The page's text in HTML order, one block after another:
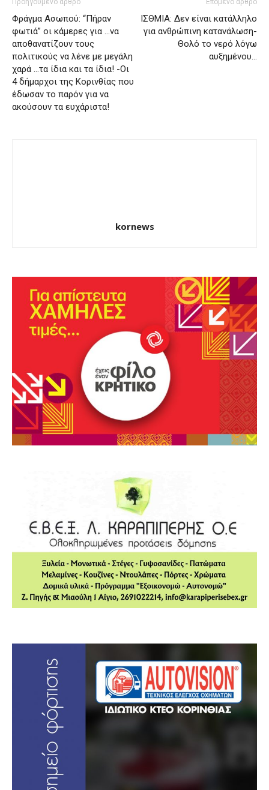
Προηγούμενο άρθρο
Φράγμα Ασωπού: “Πήραν
φωτιά” οι κάμερες για …να
αποθανατίζουν τους
πολιτικούς να λένε με μεγάλη
χαρά …τα ίδια και τα ίδια! -Οι
4 δήμαρχοι της Κορινθίας που
έδωσαν το παρόν για να
ακούσουν τα ευχάριστα!
Επόμενο άρθρο
ΙΣΘΜΙΑ: Δεν είναι κατάλληλο
για ανθρώπινη κατανάλωση-
Θολό το νερό λόγω
αυξημένου…
kornews